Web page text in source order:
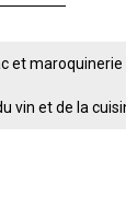
et maroquinerie
vin et de la